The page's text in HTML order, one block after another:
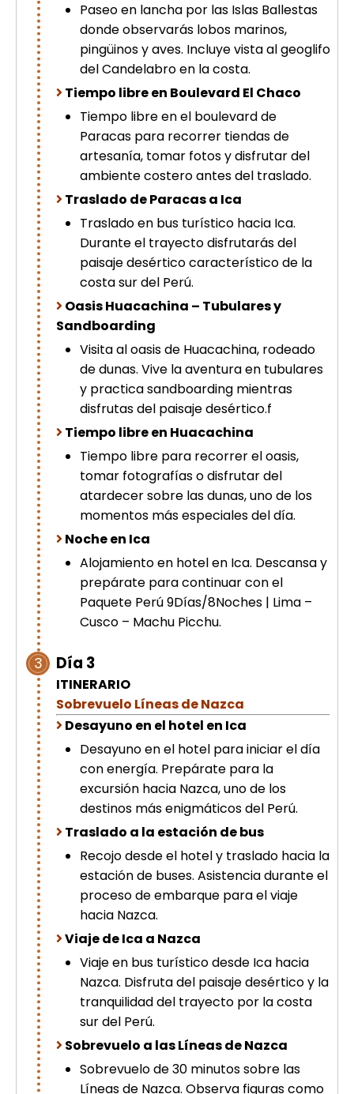
Paseo en lancha por las Islas Ballestas
donde observarás lobos marinos,
pingüinos y aves. Incluye vista al geoglifo
del Candelabro en la costa.
Tiempo libre en Boulevard El Chaco
Tiempo libre en el boulevard de
Paracas para recorrer tiendas de
artesanía, tomar fotos y disfrutar del
ambiente costero antes del traslado.
Traslado de Paracas a Ica
Traslado en bus turístico hacia Ica.
Durante el trayecto disfrutarás del
paisaje desértico característico de la
costa sur del Perú.
Oasis Huacachina – Tubulares y
Sandboarding
Visita al oasis de Huacachina, rodeado
de dunas. Vive la aventura en tubulares
y practica sandboarding mientras
disfrutas del paisaje desértico.f
Tiempo libre en Huacachina
Tiempo libre para recorrer el oasis,
tomar fotografías o disfrutar del
atardecer sobre las dunas, uno de los
momentos más especiales del día.
Noche en Ica
Alojamiento en hotel en Ica. Descansa y
prepárate para continuar con el
Paquete Perú 9Días/8Noches | Lima –
Cusco – Machu Picchu.
3 Día 3
ITINERARIO
Sobrevuelo Líneas de Nazca
Desayuno en el hotel en Ica
Desayuno en el hotel para iniciar el día
con energía. Prepárate para la
excursión hacia Nazca, uno de los
destinos más enigmáticos del Perú.
Traslado a la estación de bus
Recojo desde el hotel y traslado hacia la
estación de buses. Asistencia durante el
proceso de embarque para el viaje
hacia Nazca.
Viaje de Ica a Nazca
Viaje en bus turístico desde Ica hacia
Nazca. Disfruta del paisaje desértico y la
tranquilidad del trayecto por la costa
sur del Perú.
Sobrevuelo a las Líneas de Nazca
Sobrevuelo de 30 minutos sobre las
Líneas de Nazca. Observa figuras como